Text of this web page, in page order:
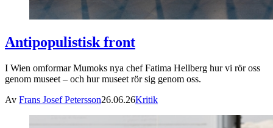
Antipopulistisk front
I Wien omformar Mumoks nya chef Fatima Hellberg hur vi rör oss
genom museet – och hur museet rör sig genom oss.
Av Frans Josef Petersson26.06.26Kritik